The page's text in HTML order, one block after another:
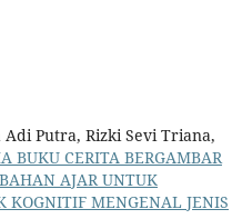
Putra, Rizki Sevi Triana,
BUKU CERITA BERGAMBAR
AJAR UNTUK
KOGNITIF MENGENAL JENIS